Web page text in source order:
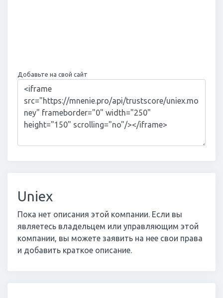
Добавьте на свой сайт
Uniex
Пока нет описания этой компании. Если вы
являетесь владельцем или управляющим этой
компании, вы можете заявить на нее свои права
и добавить краткое описание.